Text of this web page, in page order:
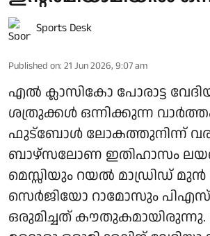
Sports Desk
Published on: 21 Jun 2026, 9:07 am
എൽ ക്ലാസികോ പോരാട്ട
ശത്രുക്കൾ ഒന്നിക്കുന്ന
ഫുട്ബോൾ ലോകത്തുനിന്ന്
ബാഴ്സലോണ ഇതിഹാസം
മെസ്സിയും റയൽ മാഡ്രിഡ് മുൻ
സെർജിയോ റാമോസും
ഒരുമിച്ചത്